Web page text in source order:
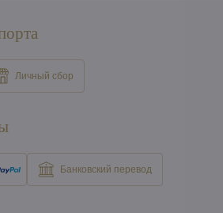
Личный сбор
Банковский перевод